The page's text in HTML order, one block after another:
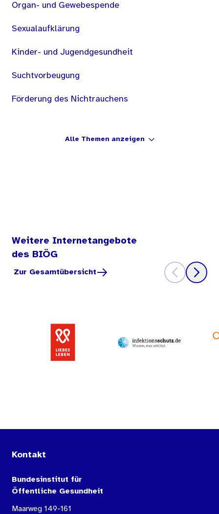
Organ- und Gewebespende
Sexualaufklärung
Kinder- und Jugendgesundheit
Suchtvorbeugung
Förderung des Nichtrauchens
Alle Themen anzeigen
Weitere Internetangebote
des BIÖG
Zur Gesamtübersicht
Kontakt
Bundesinstitut für
Öffentliche Gesundheit
Maarweg 149-161